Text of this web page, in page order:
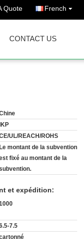
Quote French
CONTACT US
IKP
UL/REACH/ROHS
Le montant de la subvention
fixé au montant de la
et expédition:
7.5